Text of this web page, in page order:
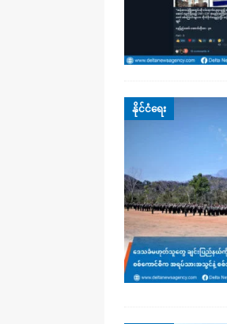
နိုင်ငံရေး